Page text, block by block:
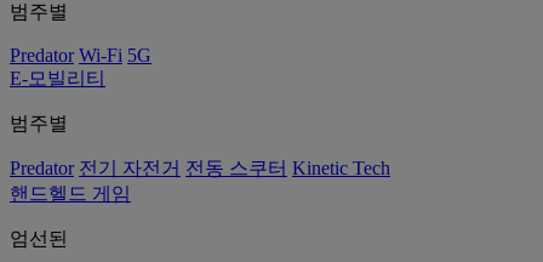
범주별
Predator Wi-Fi 5G
E-모빌리티
범주별
Predator 전기 자전거 전동 스쿠터 Kinetic Tech
핸드헬드 게임
엄선된